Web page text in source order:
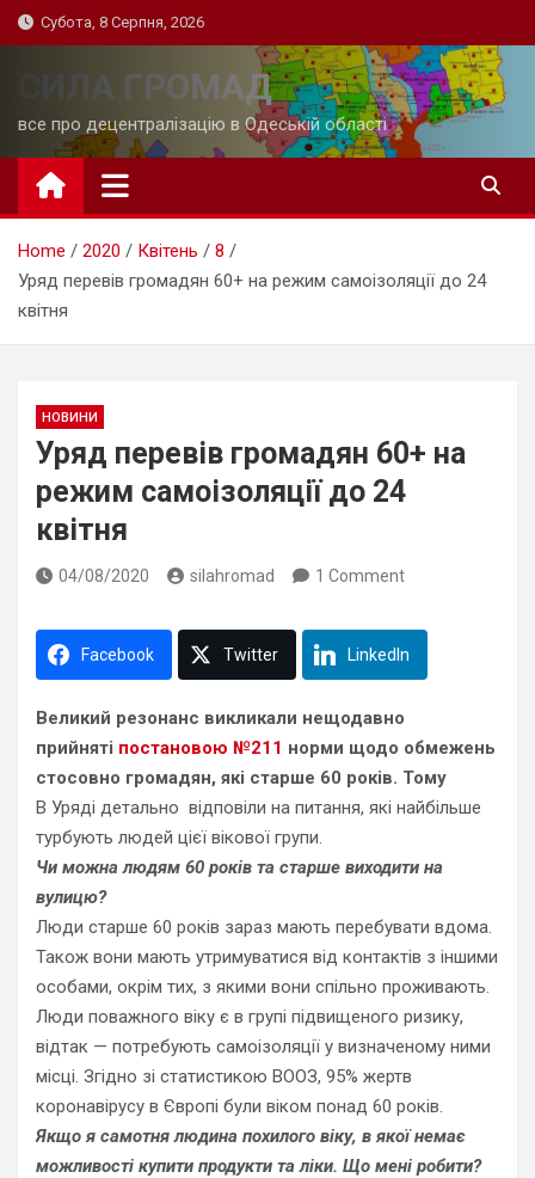
Skip
to
Субота, 8 Серпня, 2026
СИЛА ГРОМАД
все про децентралізацію в Одеській області
Home 2020 Квітень
8
Уряд перевів громадян 60+ на режим самоізоляції до 24
квітня
НОВИНИ
Уряд перевів громадян 60+ на
режим самоізоляції до 24
квітня
04/08/2020 silahromad 1 Comment
Facebook Twitter LinkedIn
Великий резонанс викликали нещодавно
прийняті постановою №211 норми щодо обмежень
стосовно громадян, які старше 60 років. Тому
В Уряді детально відповіли на питання, які найбільше
турбують людей цієї вікової групи.
Чи можна людям 60 років та старше виходити на
вулицю?
Люди старше 60 років зараз мають перебувати вдома.
Також вони мають утримуватися від контактів з іншими
особами, окрім тих, з якими вони спільно проживають.
Люди поважного віку є в групі підвищеного ризику,
відтак — потребують самоізоляції у визначеному ними
місці. Згідно зі статистикою ВООЗ, 95% жертв
коронавірусу в Європі були віком понад 60 років.
Якщо я самотня людина похилого віку, в якої немає
можливості купити продукти та ліки. Що мені робити?